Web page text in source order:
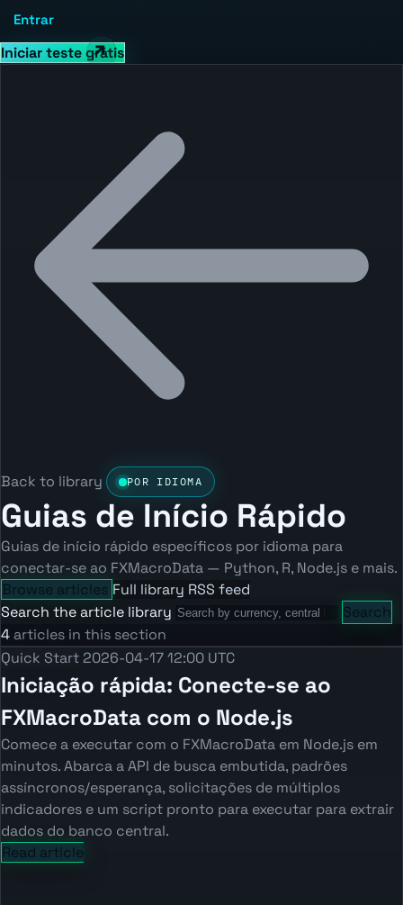
Entrar
Iniciar teste grátis
Back to library POR IDIOMA
Guias de Início Rápido
Guias de início rápido específicos por idioma para
conectar-se ao FXMacroData — Python, R, Node.js e mais.
Browse articles Full library RSS feed
Search the article library
Search
4 articles in this section
Quick Start 2026-04-17 12:00 UTC
Iniciação rápida: Conecte-se ao
FXMacroData com o Node.js
Comece a executar com o FXMacroData em Node.js em
minutos. Abarca a API de busca embutida, padrões
assíncronos/esperança, solicitações de múltiplos
indicadores e um script pronto para executar para extrair
dados do banco central.
Read article